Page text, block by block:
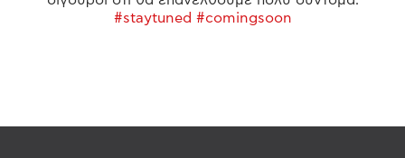
#staytuned #comingsoon